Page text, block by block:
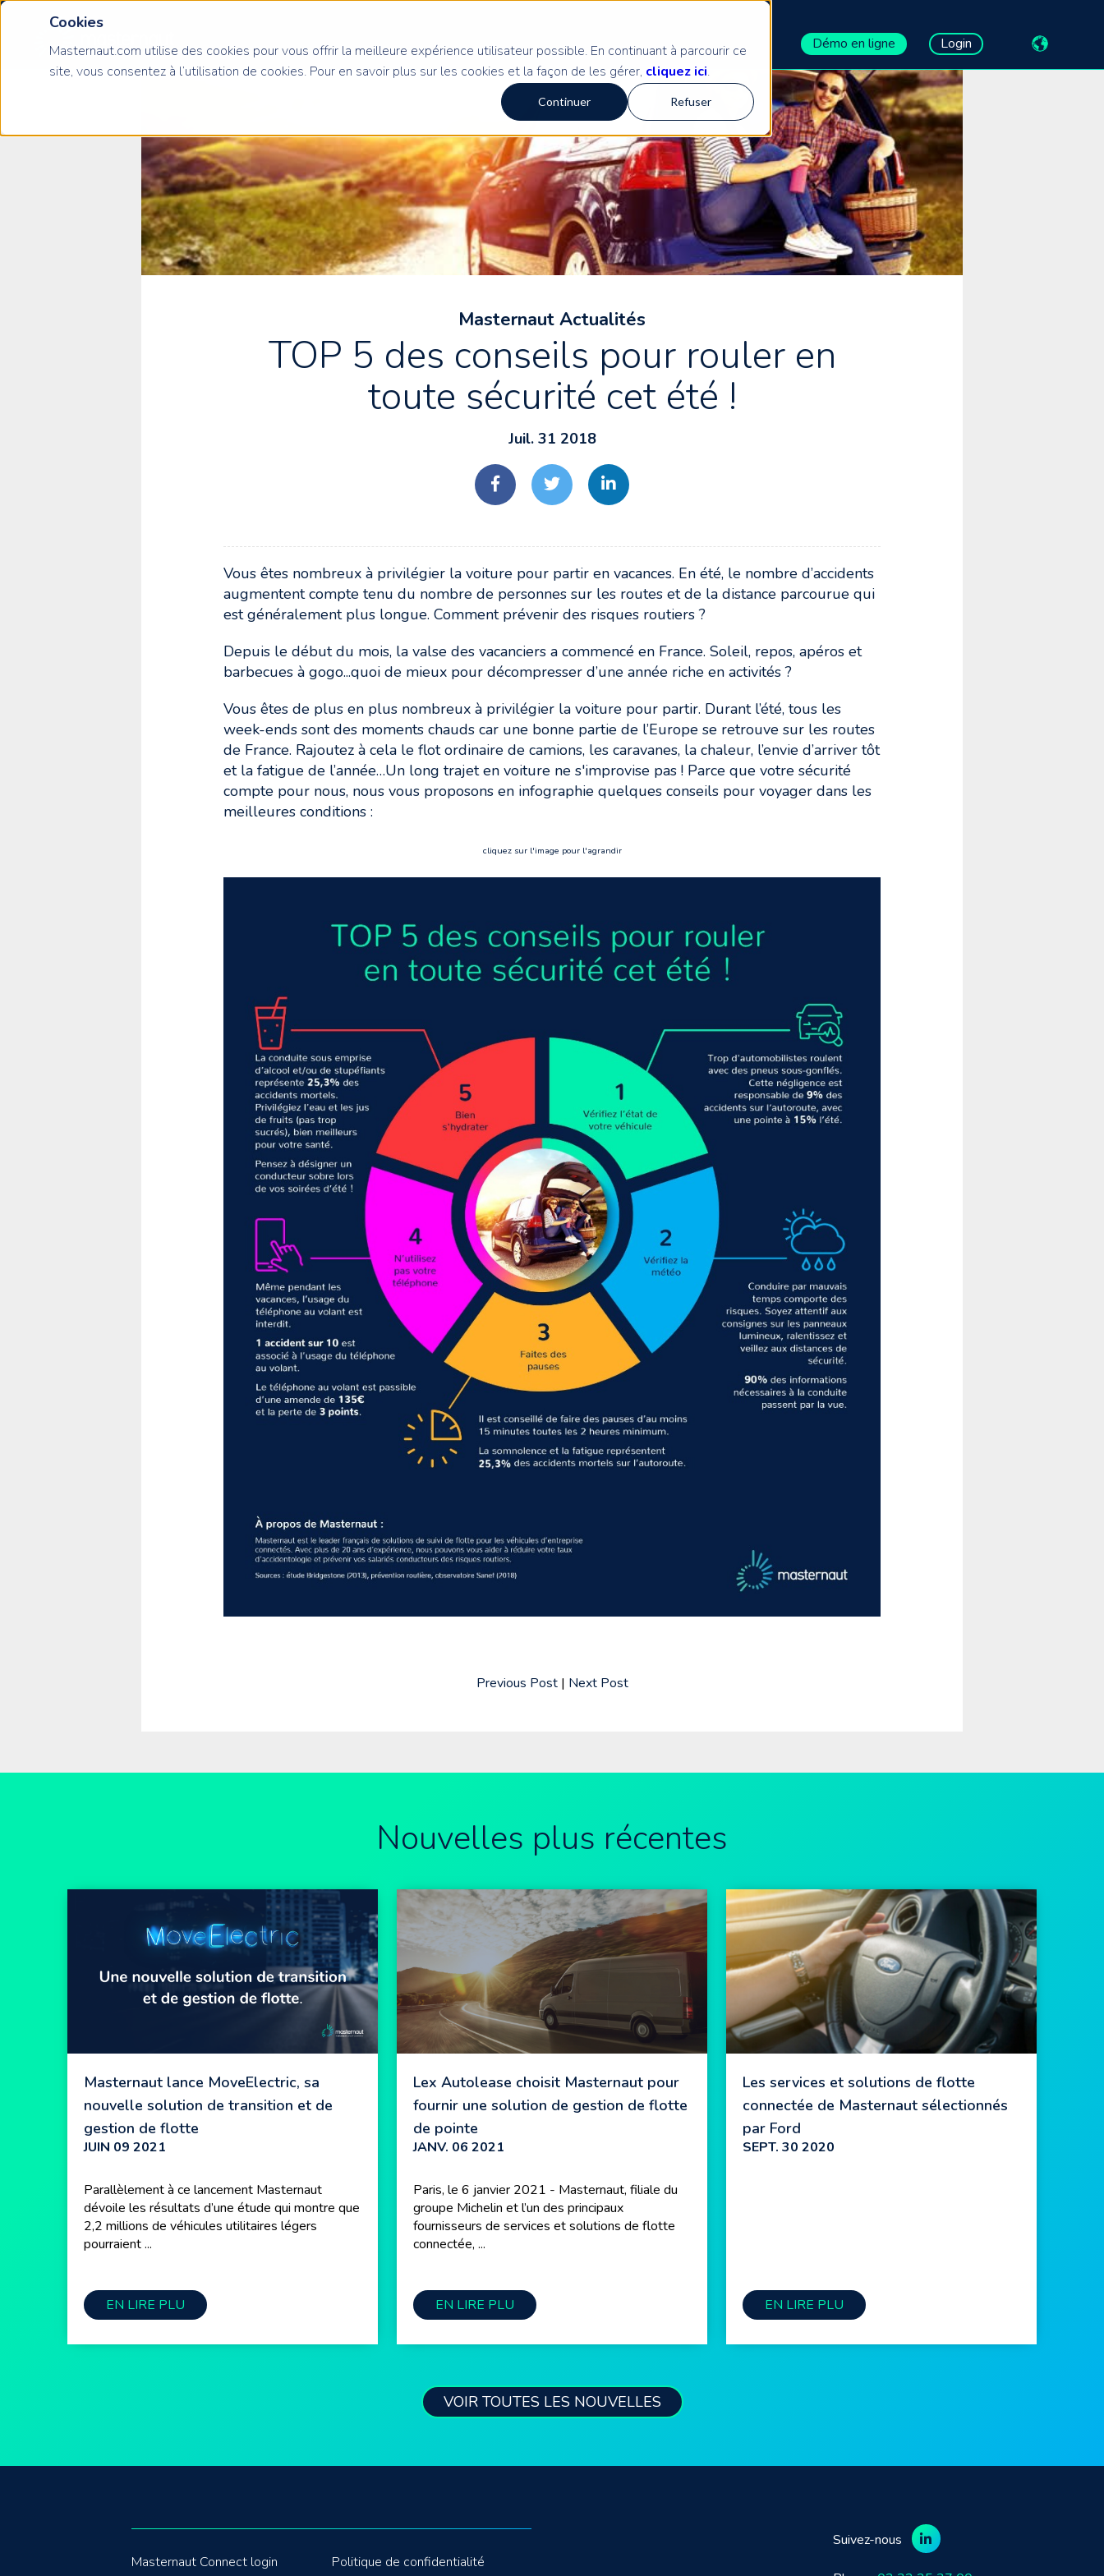
Cookies
Masternaut.com utilise des cookies pour vous offrir la meilleure expérience utilisateur possible. En continuant à parcourir ce
site, vous consentez à l’utilisation de cookies. Pour en savoir plus sur les cookies et la façon de les gérer, cliquez ici.
Continuer Refuser
Démo en ligne Login
Masternaut Actualités
TOP 5 des conseils pour rouler en
toute sécurité cet été !
Juil. 31 2018
Vous êtes nombreux à privilégier la voiture pour partir en vacances. En été, le nombre d’accidents
augmentent compte tenu du nombre de personnes sur les routes et de la distance parcourue qui
est généralement plus longue. Comment prévenir des risques routiers ?
Depuis le début du mois, la valse des vacanciers a commencé en France. Soleil, repos, apéros et
barbecues à gogo...quoi de mieux pour décompresser d’une année riche en activités ?
Vous êtes de plus en plus nombreux à privilégier la voiture pour partir. Durant l’été, tous les
week-ends sont des moments chauds car une bonne partie de l’Europe se retrouve sur les routes
de France. Rajoutez à cela le flot ordinaire de camions, les caravanes, la chaleur, l’envie d’arriver tôt
et la fatigue de l’année…Un long trajet en voiture ne s'improvise pas ! Parce que votre sécurité
compte pour nous, nous vous proposons en infographie quelques conseils pour voyager dans les
meilleures conditions :
cliquez sur l'image pour l'agrandir
Previous Post| Next Post
Nouvelles plus récentes
Masternaut lance MoveElectric, sa
nouvelle solution de transition et de
gestion de flotte
JUIN 09 2021
Parallèlement à ce lancement Masternaut
dévoile les résultats d’une étude qui montre que
2,2 millions de véhicules utilitaires légers
pourraient ...
EN LIRE PLU
Lex Autolease choisit Masternaut pour
fournir une solution de gestion de flotte
de pointe
JANV. 06 2021
Paris, le 6 janvier 2021 - Masternaut, filiale du
groupe Michelin et l’un des principaux
fournisseurs de services et solutions de flotte
connectée, ...
EN LIRE PLU
Les services et solutions de flotte
connectée de Masternaut sélectionnés
par Ford
SEPT. 30 2020
EN LIRE PLU
VOIR TOUTES LES NOUVELLES
Masternaut Connect login Politique de confidentialité
Suivez-nous